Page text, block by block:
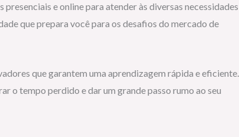
e online para atender às diversas necessidades
que prepara você para os desafios do mercado de
que garantem uma aprendizagem rápida e eficiente.
o tempo perdido e dar um grande passo rumo ao seu